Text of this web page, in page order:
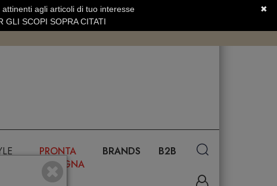
SERVIZIO CLIENTI +39.0773.470.562
PRONTA
CONSEGNA
BRANDS B2B
✖
agli articoli di tuo interesse
GLI SCOPI SOPRA CITATI